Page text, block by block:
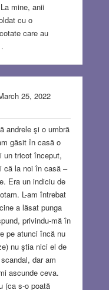
mine, anii
cu o
care au
25, 2022
andrele şi o umbră
găsit în casă o
un tricot început,
că la noi în casă –
Era un indiciu de
L-am întrebat
a lăsat punga
privindu-mă în
pe atunci încă nu
nu ştia nici el de
dar am
ascunde ceva.
(ca s-o poată